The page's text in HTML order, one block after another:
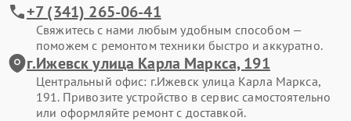
+7 (341) 265-06-41
Свяжитесь с нами любым удобным способом —
поможем с ремонтом техники быстро и аккуратно.
г.Ижевск улица Карла Маркса, 191
Центральный офис: г.Ижевск улица Карла Маркса,
191. Привозите устройство в сервис самостоятельно
или оформляйте ремонт с доставкой.